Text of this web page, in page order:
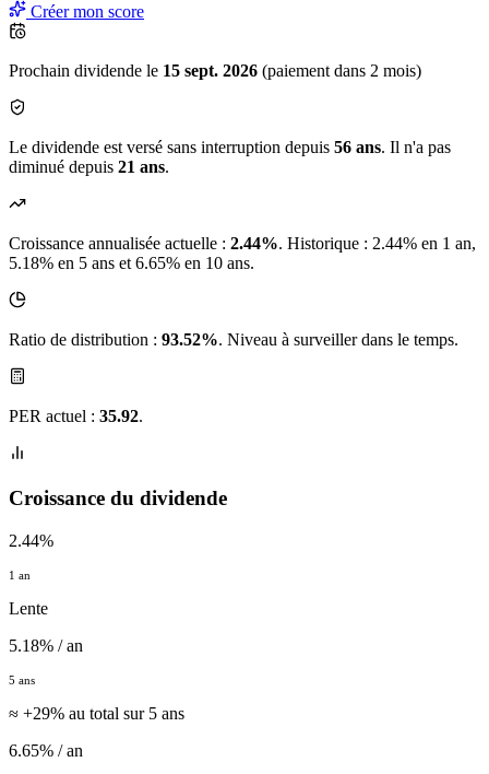
Créer mon score
Prochain dividende le 15 sept. 2026 (paiement dans 2 mois)
Le dividende est versé sans interruption depuis 56 ans. Il n'a pas
diminué depuis 21 ans.
Croissance annualisée actuelle : 2.44%. Historique : 2.44% en 1 an,
5.18% en 5 ans et 6.65% en 10 ans.
Ratio de distribution : 93.52%. Niveau à surveiller dans le temps.
PER actuel : 35.92.
Croissance du dividende
2.44%
1 an
Lente
5.18% / an
5 ans
≈ +29% au total sur 5 ans
6.65% / an